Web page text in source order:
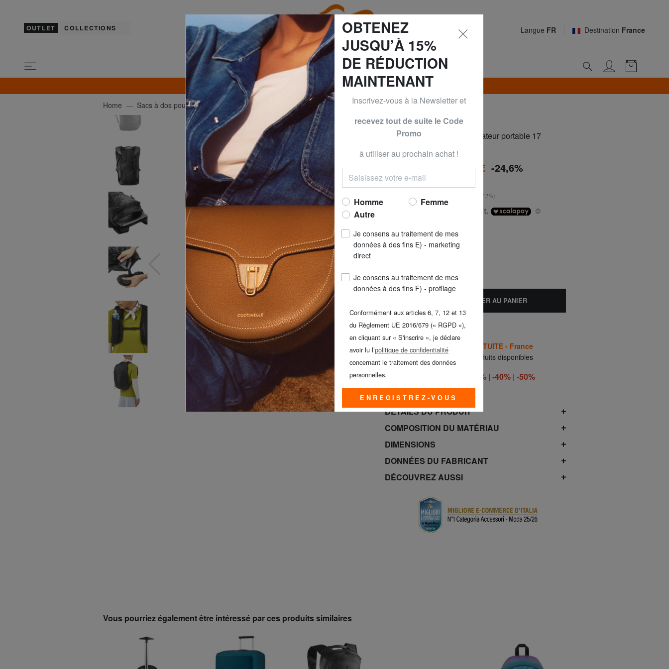
OUTLET COLLECTIONS Langue FR Destination France
GUESS & PIQUADRO -30% | -40% | -50% JUSQU’AU 9 AOÛT*
Home Sacs à dos pour l'École & les Loisirs SALOMON
SALOMON
XT 25 Sac à dos pour ordinateur portable 17
pouces
Maintenant à 98,00 € -24,6%
prix conseillé
: 91,00 € (+7,7%)
COULEUR: noir
AJOUTER AU PANIER
LIVRAISON GRATUITE - France
Seulement 3 produits disponibles
GUESS & PIQUADRO -30% | -40% | -50%
JUSQU’AU 9 AOÛT*
DÉTAILS DU PRODUIT
COMPOSITION DU MATÉRIAU
DIMENSIONS
DONNÉES DU FABRICANT
DÉCOUVREZ AUSSI
Vous pourriez également être intéressé par ces produits similaires
OBTENEZ
JUSQU’À 15%
DE RÉDUCTION
MAINTENANT
Inscrivez-vous à la Newsletter et
recevez tout de suite le Code
Promo
à utiliser au prochain achat !
Homme
Femme
Autre
Je consens au traitement de mes
données à des fins E) - marketing
direct
Je consens au traitement de mes
données à des fins F) - profilage
Conformément aux articles 6, 7, 12 et 13
du Règlement UE 2016/679 (« RGPD »),
en cliquant sur « S'inscrire », je déclare
avoir lu l’politique de confidentialité
concernant le traitement des données
personnelles.
ENREGISTREZ-VOUS